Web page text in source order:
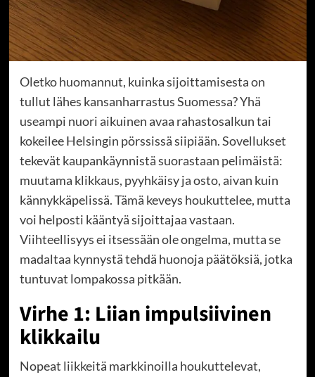
Oletko huomannut, kuinka sijoittamisesta on
tullut lähes kansanharrastus Suomessa? Yhä
useampi nuori aikuinen avaa rahastosalkun tai
kokeilee Helsingin pörssissä siipiään. Sovellukset
tekevät kaupankäynnistä suorastaan pelimäistä:
muutama klikkaus, pyyhkäisy ja osto, aivan kuin
kännykkäpelissä. Tämä keveys houkuttelee, mutta
voi helposti kääntyä sijoittajaa vastaan.
Viihteellisyys ei itsessään ole ongelma, mutta se
madaltaa kynnystä tehdä huonoja päätöksiä, jotka
tuntuvat lompakossa pitkään.
Virhe 1: Liian impulsiivinen
klikkailu
Nopeat liikkeitä markkinoilla houkuttelevat,